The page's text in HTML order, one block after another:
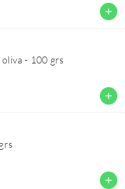
add
add
add